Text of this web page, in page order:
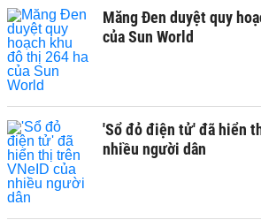
Măng Đen duyệt quy
của Sun World
'Sổ đỏ điện tử' đã hiển
nhiều người dân